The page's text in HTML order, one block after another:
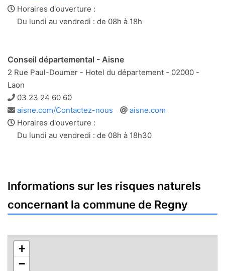
web
Horaires d'ouverture :
Du lundi au vendredi : de 08h à 18h
Conseil départemental - Aisne
2 Rue Paul-Doumer - Hotel du département - 02000 -
Laon
Téléphone
03 23 24 60 60
Adresse
e-
mail
aisne.com/Contactez-nous
Site
aisne.com
Horaires d'ouverture :
Du lundi au vendredi : de 08h à 18h30
Informations sur les risques naturels
concernant la commune de Regny
+
−